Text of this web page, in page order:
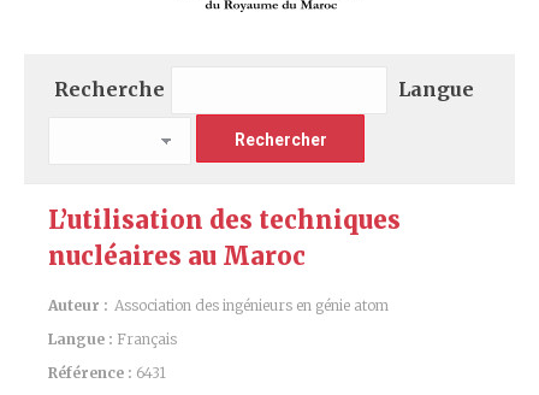
Recherche Langue
L’utilisation des techniques
nucléaires au Maroc
Auteur : Association des ingénieurs en génie atom
Langue : Français
Référence : 6431